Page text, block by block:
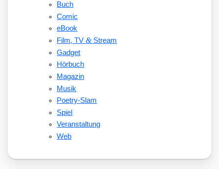
Buch
Comic
eBook
Film, TV&Stream
Gadget
Hörbuch
Magazin
Musik
Poetry-Slam
Spiel
Veranstaltung
Web